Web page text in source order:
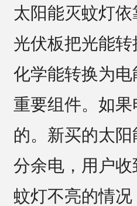
太阳能灭蚊灯
光伏板把光能
化学能转换为
重要组件。如
的。新买的太
分余电，用户
蚊灯不亮的情